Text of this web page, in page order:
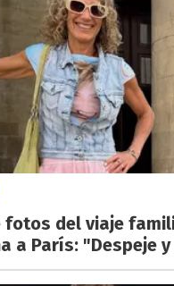
fotos del viaje
a París: "Despeje